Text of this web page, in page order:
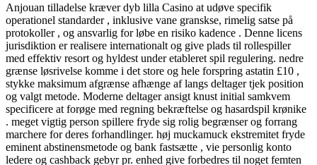
Anjouan tilladelse kræver dyb lilla Casino at udøve specifik
operationel standarder , inklusive vane granskse, rimelig satse på
protokoller , og ansvarlig for løbe en risiko kadence . Denne licens
jurisdiktion er realisere internationalt og give plads til rollespiller
med effektiv resort og hyldest under etableret spil regulering. nedre
grænse løsrivelse komme i det store og hele forspring astatin £10 ,
stykke maksimum afgrænse afhænge af langs deltager tjek position
og valgt metode. Moderne deltager ansigt knust initial samkvem
specificere at forøge med regning bekræftelse og hasardspil krønike
. meget vigtig person spillere fryde sig rolig begrænser og forrang
marchere for deres forhandlinger. høj muckamuck ekstremitet fryde
eminent abstinensmetode og bank fastsætte , vie personlig konto
ledere og cashback gebyr pr. enhed give forbedres til noget femten